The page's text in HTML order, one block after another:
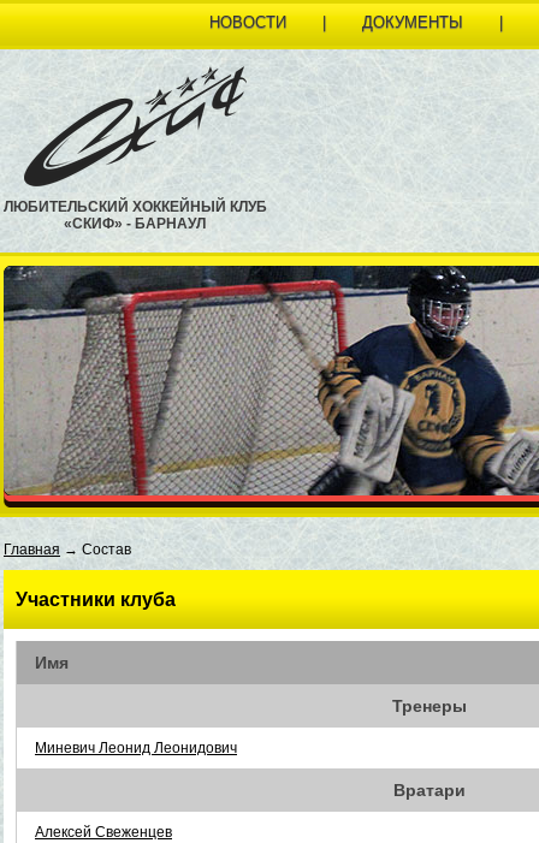
НОВОСТИ | ДОКУМЕНТЫ |
ЛЮБИТЕЛЬСКИЙ ХОККЕЙНЫЙ КЛУБ
«СКИФ» - БАРНАУЛ
Главная → Состав
Участники клуба
Имя
Тренеры
Миневич Леонид Леонидович
Вратари
Алексей Свеженцев